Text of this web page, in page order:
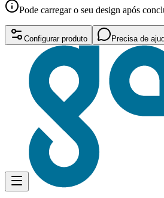
Pode carregar o seu design após
Configurar produto Precisa de